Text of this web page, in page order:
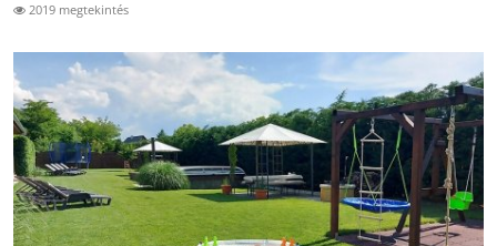
2019 megtekintés